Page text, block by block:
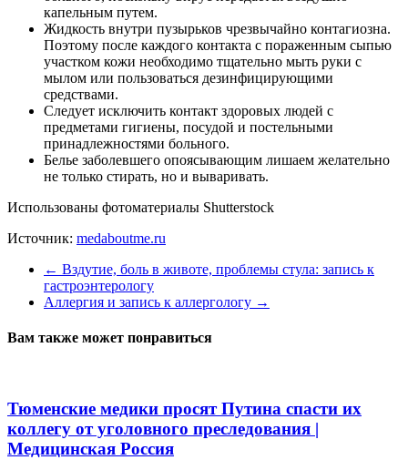
капельным путем.
Жидкость внутри пузырьков чрезвычайно контагиозна.
Поэтому после каждого контакта с пораженным сыпью
участком кожи необходимо тщательно мыть руки с
мылом или пользоваться дезинфицирующими
средствами.
Следует исключить контакт здоровых людей с
предметами гигиены, посудой и постельными
принадлежностями больного.
Белье заболевшего опоясывающим лишаем желательно
не только стирать, но и вываривать.
Использованы фотоматериалы Shutterstock
Источник: medaboutme.ru
← Вздутие, боль в животе, проблемы стула: запись к
гастроэнтерологу
Аллергия и запись к аллергологу →
Вам также может понравиться
Тюменские медики просят Путина спасти их
коллегу от уголовного преследования |
Медицинская Россия